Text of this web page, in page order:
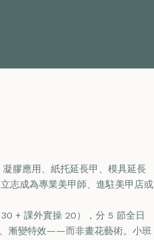
膠應用、紙托延長甲、模具延長
志成為專業美甲師、進駐美甲店或
+ 課外實操 20），分 5 節全日
漸變特效——而非畫花藝術。小班